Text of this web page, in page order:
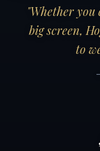
"Whether you
big screen,
to